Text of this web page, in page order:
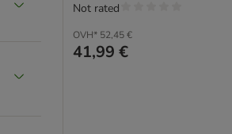
OVH* 52,45 €
41,99 €
Not rated